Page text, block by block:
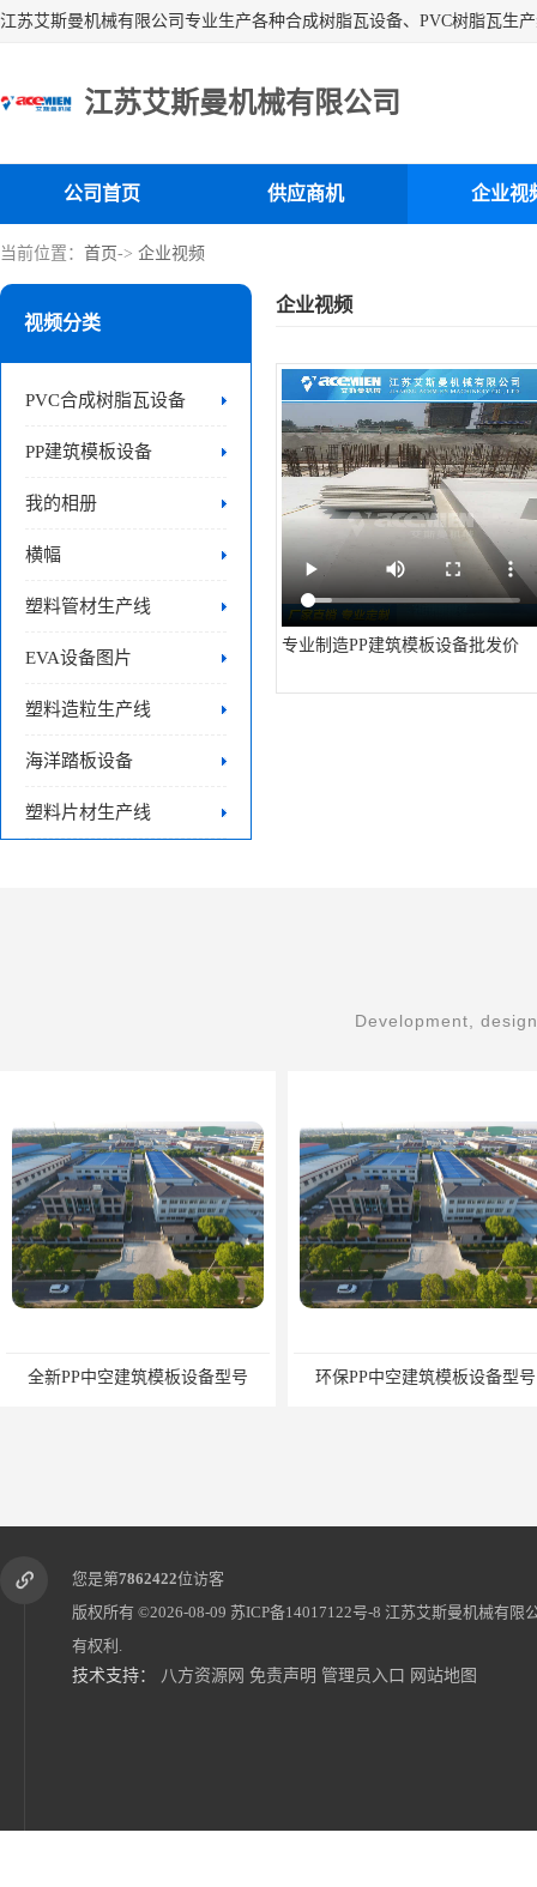
江苏艾斯曼机械有限公司
公司首页 供应商机 企业视
当前位置： 首页-> 企业视频
视频分类
PVC合成树脂瓦设备
PP建筑模板设备
我的相册
横幅
塑料管材生产线
EVA设备图片
塑料造粒生产线
海洋踏板设备
塑料片材生产线
企业视频
专业制造PP建筑模板设备批发价
Development,
全新PP中空建筑模板设备型号 环保PP中空建筑模板设备型号
您是第7862422位访客
版权所有 ©2026-08-09 苏ICP备14017122号-8 江苏艾斯曼机械有限
有权利.
技术支持： 八方资源网 免责声明 管理员入口 网站地图